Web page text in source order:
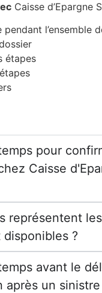
Caisse d’Epargne
pendant l’ensemble
étapes
pour
Caisse
représentent
?
avant le
après un sinistre